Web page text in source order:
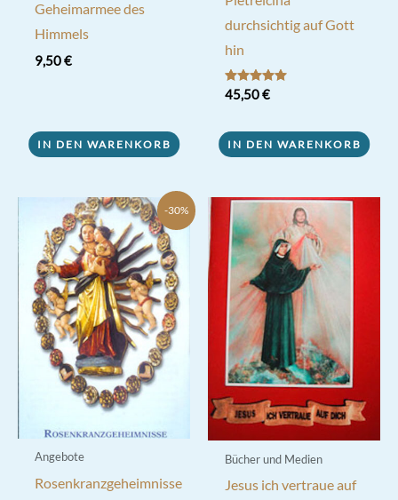
Geheimarmee des
Himmels
9,50€
IN DEN WARENKORB
durchsichtig auf Gott
hin
Bewertet mit
5.00
45,50€
IN DEN WARENKORB
-30%
Angebote
Rosenkranzgeheimnisse
Bücher und Medien
Jesus ich vertraue auf